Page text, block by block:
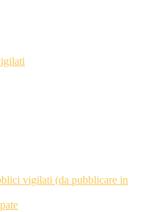
vigilati (da pubblicare in